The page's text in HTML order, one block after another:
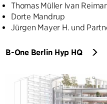
Thomas Müller Ivan
Dorte Mandrup
Jürgen Mayer H. und
B-One Berlin Hyp HQ